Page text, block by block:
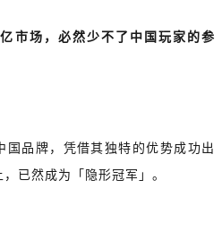
市场，必然少不了中国玩家的参
国品牌，凭借其独特的优势成功出
已然成为「隐形冠军」。